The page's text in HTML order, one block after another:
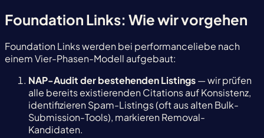
Foundation Links: Wie wir vorgehen
Foundation Links werden bei performanceliebe nach
einem Vier-Phasen-Modell aufgebaut:
NAP-Audit der bestehenden Listings— wir prüfen
alle bereits existierenden Citations auf Konsistenz,
identifizieren Spam-Listings (oft aus alten Bulk-
Submission-Tools), markieren Removal-
Kandidaten.